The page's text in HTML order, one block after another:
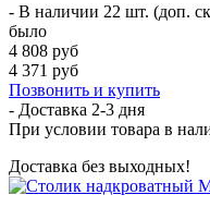
- В наличии 22 шт. (доп.
было
4 808 руб
4 371 руб
Позвонить и купить
- Доставка 2-3 дня
При условии товара в
Доставка без выходных!